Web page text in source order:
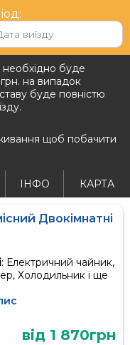
необхідно буде
грн. на випадок
буде повністю
щоб побачити
ІНФО КАРТА
Двокімнатні
: Електричний чайник,
Холодильник і ще
від 1 870грн